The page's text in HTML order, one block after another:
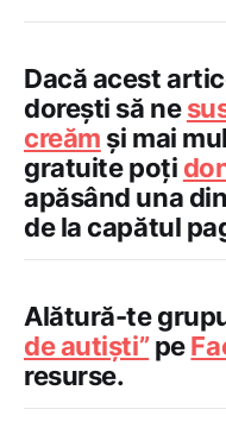
Dacă acest
dorești să ne
creăm și mai
gratuite poți
apăsând una
de la capătul
Alătură-te
de autiști” pe
resurse.